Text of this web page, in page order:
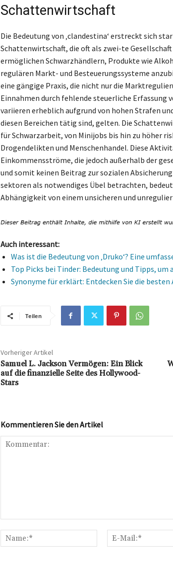
Schattenwirtschaft
Die Bedeutung von ‚clandestina‘ erstreckt sich
Schattenwirtschaft, die oft als zwei-te
ermöglichen Schwarzhändlern, Produkte wie
regulären Markt- und Besteuerungssysteme
eine gängige Praxis, die nicht nur die
Einnahmen durch fehlende steuerliche Erfassung
variieren erheblich aufgrund von hohen Strafen
diesen Bereichen tätig sind, gelten. Die
für Schwarzarbeit, von Minijobs bis hin zu höher
Drogendelikten und Menschenhandel. Diese
Einkommensströme, die jedoch außerhalb der
und somit keinen Beitrag zur sozialen
sektoren als notwendiges Übel betrachten,
Abhängigkeit von einem unsicheren und
Auch interessant:
Was ist die Bedeutung von ‚Druko‘? Eine
Top Picks bei Tinder: Bedeutung und Tipps, um
Synonyme für erklärt: Entdecken Sie die
Teilen
Vorheriger Artikel
Samuel L. Jackson Vermögen: Ein Blick
auf die finanzielle Seite des Hollywood-
Stars
Kommentieren Sie den Artikel
Name:*